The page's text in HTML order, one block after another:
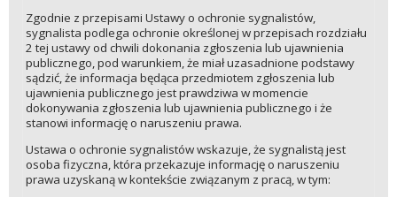
Zgodnie z przepisami Ustawy o ochronie sygnalistów,
sygnalista podlega ochronie określonej w przepisach rozdziału
2 tej ustawy od chwili dokonania zgłoszenia lub ujawnienia
publicznego, pod warunkiem, że miał uzasadnione podstawy
sądzić, że informacja będąca przedmiotem zgłoszenia lub
ujawnienia publicznego jest prawdziwa w momencie
dokonywania zgłoszenia lub ujawnienia publicznego i że
stanowi informację o naruszeniu prawa.
Ustawa o ochronie sygnalistów wskazuje, że sygnalistą jest
osoba fizyczna, która przekazuje informację o naruszeniu
prawa uzyskaną w kontekście związanym z pracą, w tym: